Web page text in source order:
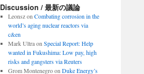
Discussion / 最新の議論
Leonszon Combating corrosion in the
world’s aging nuclear reactors via
c&en
Mark Ultraon Special Report: Help
wanted in Fukushima: Low pay, high
risks and gangsters via Reuters
Grom Montenegroon Duke Energy’s